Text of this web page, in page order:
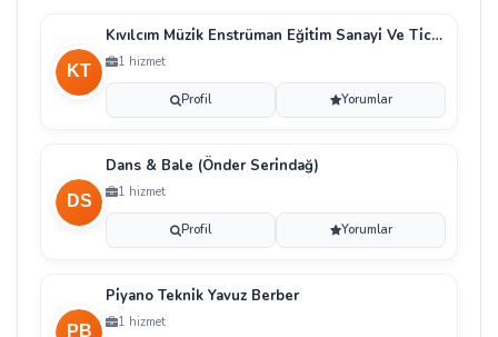
Kıvılcım Müzi̇k Enstrüman Eği̇ti̇m Sanayi̇ Ve Ti̇caret
1 hizmet
Profil Yorumlar
Dans & Bale (Önder Seri̇ndağ)
1 hizmet
Profil Yorumlar
Pi̇yano Tekni̇k Yavuz Berber
1 hizmet